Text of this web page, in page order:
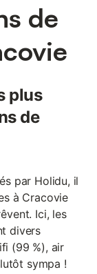
de
plus
de
par Holidu, il
à Cracovie
Ici, les
divers
(99 %), air
sympa !